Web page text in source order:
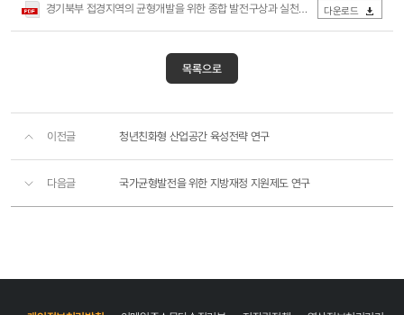
경기북부 접경지역의 균형개발을 위한 종합 발전구상과 실천방안 연구 Ⅱ.pdf
다운로드
목록으로
이전글 청년친화형 산업공간 육성전략 연구
다음글 국가균형발전을 위한 지방재정 지원제도 연구